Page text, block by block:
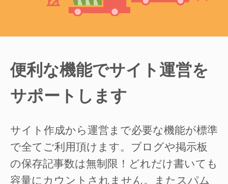
便利な機能でサイト運営を
サポートします
サイト作成から運営まで必要な機能が標準
で全てご利用頂けます。ブログや掲示板
の保存記事数は無制限！どれだけ書いても
容量にカウントされません。またスパム